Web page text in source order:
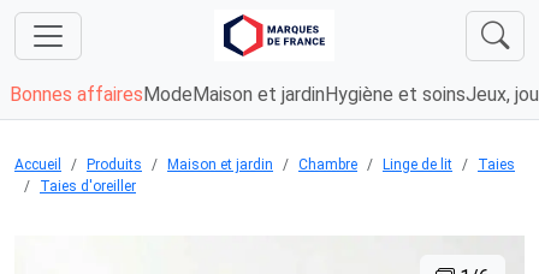
Bonnes affaires Mode Maison et jardin Hygiène et soinsJeux,
Accueil Produits Maison et jardin Chambre Linge de lit
Taies
Taies d'oreiller